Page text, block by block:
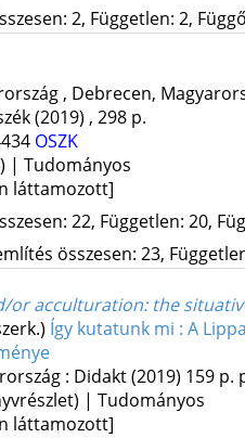
2, Független: 2,
, Debrecen,
(2019) , 298 p.
OSZK
| Tudományos
láttamozott]
22, Független: 20,
összesen: 23,
or acculturation: the
Így kutatunk mi : A
: Didakt(2019) 159 p.
| Tudományos
láttamozott]